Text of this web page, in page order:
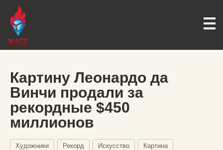
Картину Леонардо да
Винчи продали за
рекордные $450
миллионов
Художники Рекорд Искусство Картина